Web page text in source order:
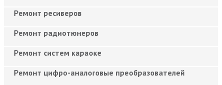
Ремонт ресиверов
Ремонт радиотюнеров
Ремонт систем караоке
Ремонт цифро-аналоговые преобразователей